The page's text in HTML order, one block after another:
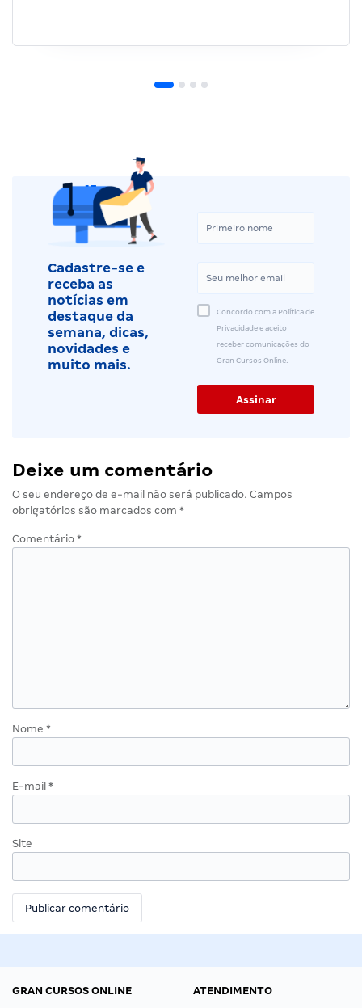
Cadastre-se e
receba as
notícias em
destaque da
semana, dicas,
novidades e
muito mais.
Concordo com a Política de
Privacidade e aceito
receber comunicações do
Gran Cursos Online.
Deixe um comentário
O seu endereço de e-mail não será publicado. Campos
obrigatórios são marcados com *
Comentário *
Nome *
E-mail *
Site
GRAN CURSOS ONLINE
ATENDIMENTO